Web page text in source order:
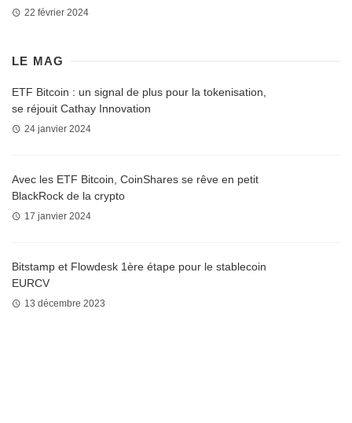
22 février 2024
LE MAG
ETF Bitcoin : un signal de plus pour la tokenisation,
se réjouit Cathay Innovation
24 janvier 2024
Avec les ETF Bitcoin, CoinShares se rêve en petit
BlackRock de la crypto
17 janvier 2024
Bitstamp et Flowdesk 1ère étape pour le stablecoin
EURCV
13 décembre 2023